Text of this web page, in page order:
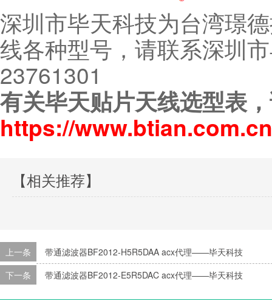
深圳市毕天科技为台湾璟
线各种型号，请联系深圳
23761301
有关毕天贴片天线选型表
https://
【相关推荐】
上一条
带通滤波器BF2012-H5R5DAA acx代理——毕天科技
下一条
带通滤波器BF2012-E5R5DAC acx代理——毕天科技